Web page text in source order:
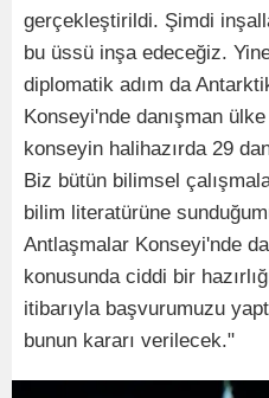
gerçekleştirildi. Şimdi
bu üssü inşa edeceğiz.
diplomatik adım da
Konseyi'nde danışman
konseyin halihazırda 29
Biz bütün bilimsel
bilim literatürüne
Antlaşmalar Konseyi'nde
konusunda ciddi bir
itibarıyla başvurumuzu
bunun kararı verilecek."